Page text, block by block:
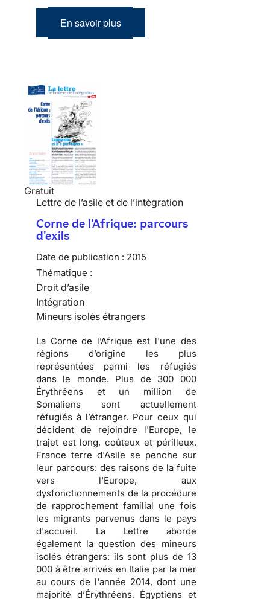
En savoir plus
Gratuit
Lettre de l’asile et de l’intégration
Corne de l'Afrique: parcours
d'exils
Date de publication : 2015
Thématique :
Droit d’asile
Intégration
Mineurs isolés étrangers
La Corne de l’Afrique est l'une des
régions d’origine les plus
représentées parmi les réfugiés
dans le monde. Plus de 300 000
Érythréens et un million de
Somaliens sont actuellement
réfugiés à l’étranger. Pour ceux qui
décident de rejoindre l'Europe, le
trajet est long, coûteux et périlleux.
France terre d'Asile se penche sur
leur parcours: des raisons de la fuite
vers l'Europe, aux
dysfonctionnements de la procédure
de rapprochement familial une fois
les migrants parvenus dans le pays
d'accueil. La Lettre aborde
également la question des mineurs
isolés étrangers: ils sont plus de 13
000 à être arrivés en Italie par la mer
au cours de l'année 2014, dont une
majorité d’Érythréens, Égyptiens et